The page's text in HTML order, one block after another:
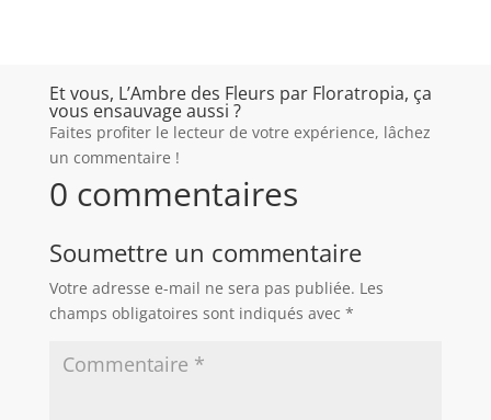
Et vous, L’Ambre des Fleurs par Floratropia, ça
vous ensauvage aussi ?
Faites profiter le lecteur de votre expérience, lâchez
un commentaire !
0 commentaires
Soumettre un commentaire
Votre adresse e-mail ne sera pas publiée. Les
champs obligatoires sont indiqués avec *